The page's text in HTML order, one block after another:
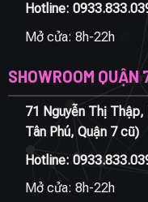
Hotline:
Mở cửa: 8h-22h
SHOWROOM QUẬN
71 Nguyễn Thị Thập,
Tân Phú, Quận 7 cũ)
Hotline:
Mở cửa: 8h-22h